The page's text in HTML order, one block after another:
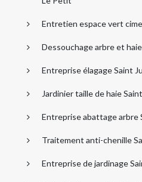
Entretien espace vert
Dessouchage arbre et
Entreprise élagage Saint
Jardinier taille de haie
Entreprise abattage arbre
Traitement anti-chenille
Entreprise de jardinage